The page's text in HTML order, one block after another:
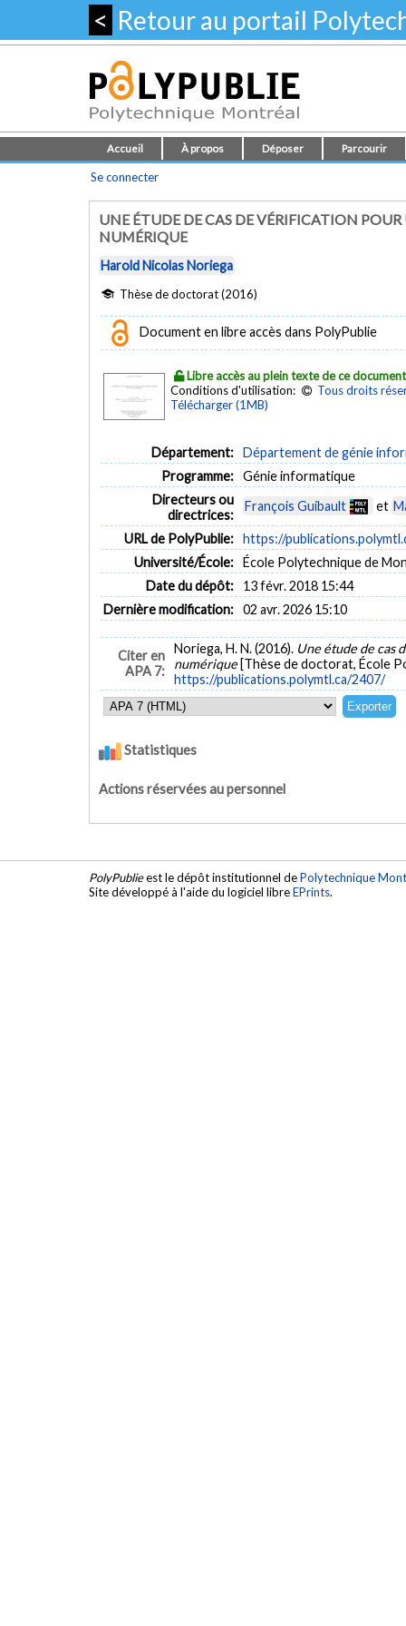
< Retour au portail
Accueil À propos Déposer Parcourir
Se connecter
UNE ÉTUDE DE CAS DE VÉRIFICATION
NUMÉRIQUE
Harold Nicolas Noriega
Thèse de doctorat (2016)
Document en libre accès dans PolyPublie
Libre accès au plein texte de ce document
Conditions d'utilisation:
Tous droits
Télécharger (1MB)
Département: Département de génie
Programme: Génie informatique
Directeurs ou
directrices:
François Guibault et
URL de PolyPublie: https://
Université/École: École Polytechnique de
Date du dépôt:
13 févr. 2018 15:44
Dernière modification: 02 avr. 2026 15:10
Citer en
APA 7:
Noriega, H. N. (2016). Une étude de cas
numérique [Thèse de doctorat, École
https://publications.polymtl.ca/2407/
Statistiques
Actions réservées au personnel
PolyPublieest le dépôt institutionnel dePolytechnique
Site développé à l'aide du logiciel libreEPrints.